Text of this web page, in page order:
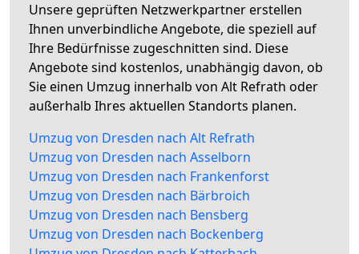
Unsere geprüften Netzwerkpartner erstellen
Ihnen unverbindliche Angebote, die speziell auf
Ihre Bedürfnisse zugeschnitten sind. Diese
Angebote sind kostenlos, unabhängig davon, ob
Sie einen Umzug innerhalb von Alt Refrath oder
außerhalb Ihres aktuellen Standorts planen.
Umzug von Dresden nach Alt Refrath
Umzug von Dresden nach Asselborn
Umzug von Dresden nach Frankenforst
Umzug von Dresden nach Bärbroich
Umzug von Dresden nach Bensberg
Umzug von Dresden nach Bockenberg